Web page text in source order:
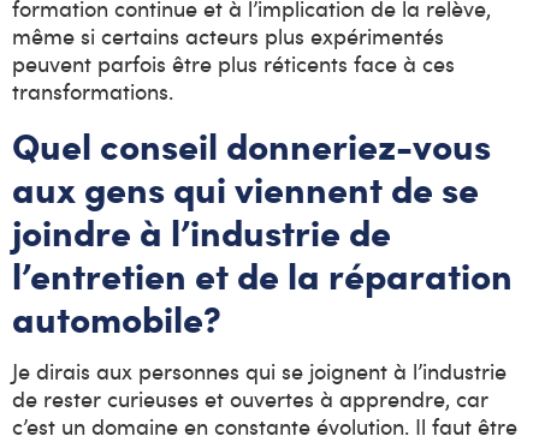
formation continue et à l’implication de la relève,
même si certains acteurs plus expérimentés
peuvent parfois être plus réticents face à ces
transformations.
Quel conseil donneriez-vous
aux gens qui viennent de se
joindre à l’industrie de
l’entretien et de la réparation
automobile?
Je dirais aux personnes qui se joignent à l’industrie
de rester curieuses et ouvertes à apprendre, car
c’est un domaine en constante évolution. Il faut être